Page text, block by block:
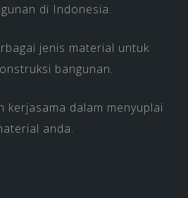
di Indonesia.
jenis material untuk
bangunan.
kerjasama dalam menyuplai
anda.